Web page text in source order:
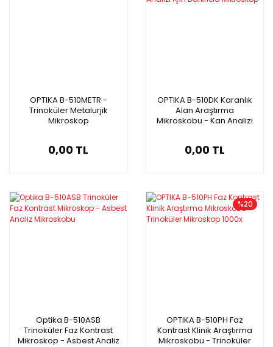
OPTIKA B-510METR -
Trinoküler Metalurjik
Mikroskop
0,00 TL
OPTIKA B-510DK Karanlık
Alan Araştırma
Mikroskobu - Kan Analizi
0,00 TL
Optika B-510ASB
Trinoküler Faz Kontrast
Mikroskop - Asbest Analiz
%20
OPTIKA B-510PH Faz
Kontrast Klinik Araştırma
Mikroskobu - Trinoküler